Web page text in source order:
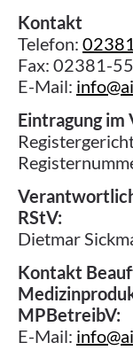
Kontakt
Telefon:
Fax: 02381-
E-Mail:
Eintragung im
RStV:
Dietmar
Kontakt
MPBetreibV:
E-Mail: